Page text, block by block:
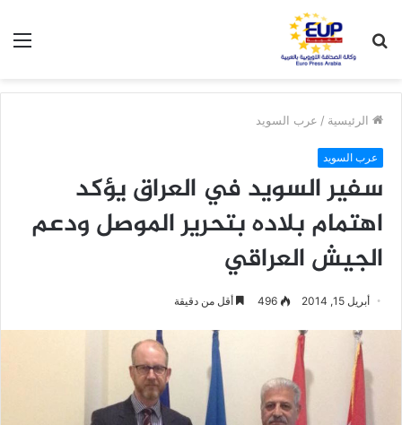
عن
الرئيسية / عرب السويد
عرب السويد
سفير السويد في العراق يؤكد
اهتمام بلاده بتحرير الموصل ودعم
الجيش العراقي
أبريل 15, 2014 496 أقل من دقيقة